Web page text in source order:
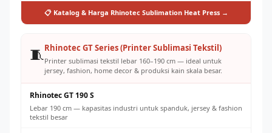
📋 Katalog & Harga Rhinotec Sublimation Heat Press →
🧵Rhinotec GT Series (Printer Sublimasi Tekstil)
Printer sublimasi tekstil lebar 160–190 cm — ideal untuk
jersey, fashion, home decor & produksi kain skala besar.
Rhinotec GT 190 S
Lebar 190 cm — kapasitas industri untuk spanduk, jersey & fashion
tekstil besar